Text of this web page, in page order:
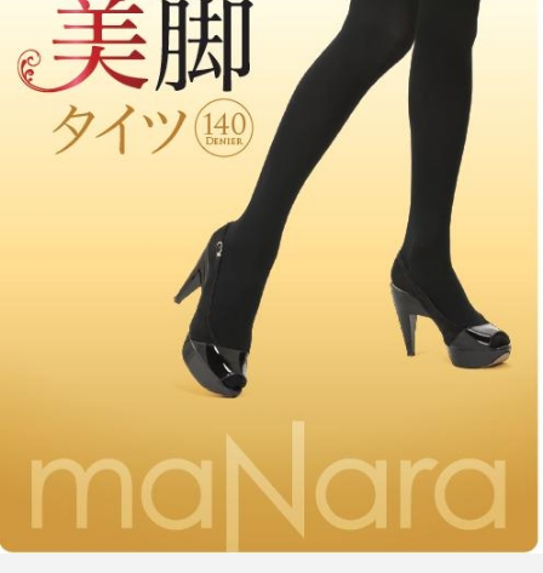
2026.08.06
注目の企画
タグ一覧
BeautyTech
アスタキサンチン